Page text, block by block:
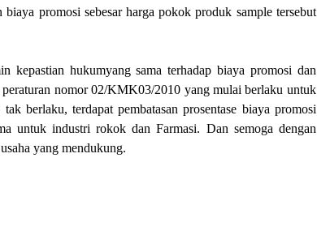
promosi sebesar harga pokok produk sample tersebut
kepastian hukumyang sama terhadap biaya promosi dan
nomor 02/KMK03/2010 yang mulai berlaku untuk
berlaku, terdapat pembatasan prosentase biaya promosi
untuk industri rokok dan Farmasi. Dan semoga dengan
yang mendukung.